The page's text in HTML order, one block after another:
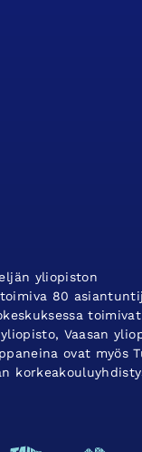
yliopiston
80
toimivat
Vaasan
ovat myös